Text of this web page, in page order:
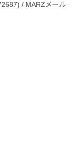
/ MARZメール